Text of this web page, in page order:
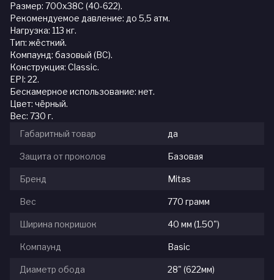
Размер: 700x38C (40-622).
Рекомендуемое давление: до 5,5 атм.
Нагрузка: 113 кг.
Тип: жёсткий.
Компаунд: базовый (BC).
Конструкция: Classic.
EPI: 22.
Бескамерное использование: нет.
Цвет: чёрный.
Вес: 730 г.
Габаритный товар
да
Защита от проколов Базовая
Бренд Mitas
Вес 770 грамм
Ширина покришок 40 мм (1.50")
Компаунд Basic
Диаметр обода 28" (622мм)